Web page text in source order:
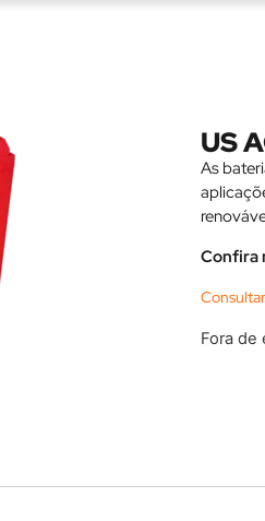
US
As
Confira
Fora de